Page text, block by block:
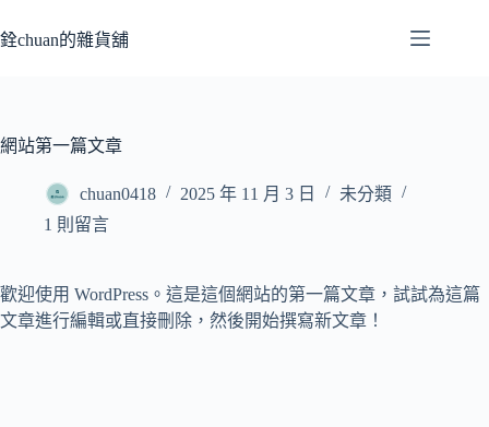
至
容
銓chuan的雜貨舖
網站第一篇文章
chuan0418 2025 年 11 月 3 日
未分類
1 則留言
歡迎使用 WordPress。這是這個網站的第一篇文章，試試為這篇
文章進行編輯或直接刪除，然後開始撰寫新文章！